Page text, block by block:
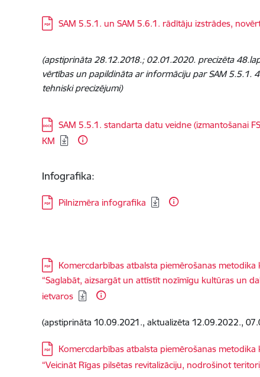
Lejupielādēt:
SAM 5.5.1. un SAM 5.6.1. rādītāju izstrādes,
(apstiprināta 28.12.2018.; 02.01.2020. precizēta
vērtības un papildināta ar informāciju par SAM 5.5.1.
tehniski precizējumi)
Lejupielādēt:
SAM 5.5.1. standarta datu veidne (izmantošanai
KM
Infografika:
Lejupielādēt:
Pilnizmēra infografika
Lejupielādēt:
Komercdarbības atbalsta piemērošanas
“Saglabāt, aizsargāt un attīstīt nozīmīgu kultūras un
ietvaros
(apstiprināta 10.09.2021., aktualizēta 12.09.2022.,
Lejupielādēt:
Komercdarbības atbalsta piemērošanas
“Veicināt Rīgas pilsētas revitalizāciju, nodrošinot